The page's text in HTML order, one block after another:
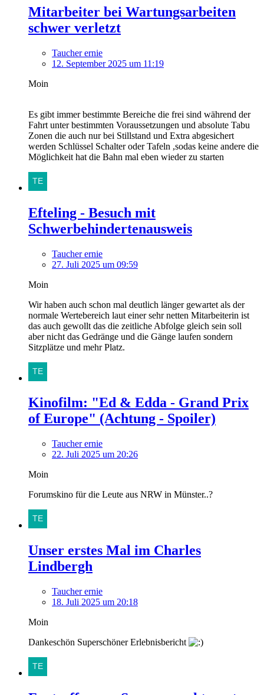
Mitarbeiter bei Wartungsarbeiten
schwer verletzt
Taucher ernie
12. September 2025 um 11:19
Moin
Es gibt immer bestimmte Bereiche die frei sind während der
Fahrt unter bestimmten Voraussetzungen und absolute Tabu
Zonen die auch nur bei Stillstand und Extra abgesichert
werden Schlüssel Schalter oder Tafeln ,sodas keine andere die
Möglichkeit hat die Bahn mal eben wieder zu starten
Efteling - Besuch mit
Schwerbehindertenausweis
Taucher ernie
27. Juli 2025 um 09:59
Moin
Wir haben auch schon mal deutlich länger gewartet als der
normale Wertebereich laut einer sehr netten Mitarbeiterin ist
das auch gewollt das die zeitliche Abfolge gleich sein soll
aber nicht das Gedränge und die Gänge laufen sondern
Sitzplätze und mehr Platz.
Kinofilm: "Ed & Edda - Grand Prix
of Europe" (Achtung - Spoiler)
Taucher ernie
22. Juli 2025 um 20:26
Moin
Forumskino für die Leute aus NRW in Münster..?
Unser erstes Mal im Charles
Lindbergh
Taucher ernie
18. Juli 2025 um 20:18
Moin
Dankeschön Superschöner Erlebnisbericht